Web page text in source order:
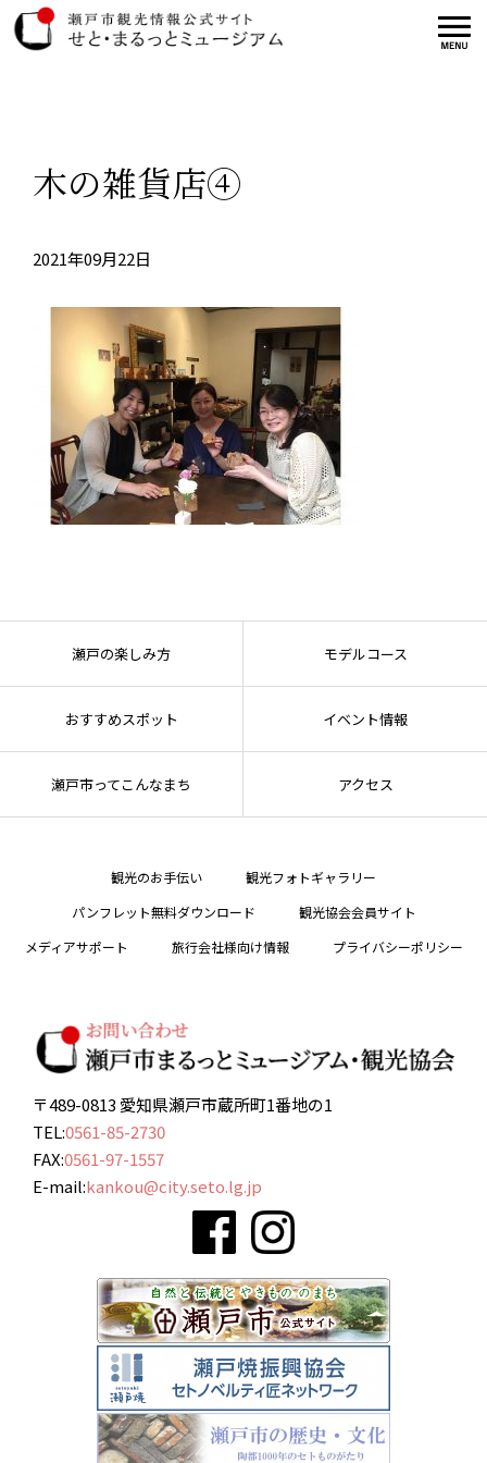
木の雑貨店④
2021年09月22日
瀬戸の楽しみ方 モデルコース
おすすめスポット イベント情報
瀬戸市ってこんなまち アクセス
観光のお手伝い
観光フォトギャラリー
パンフレット無料ダウンロード
観光協会会員サイト
メディアサポート
旅行会社様向け情報 プライバシーポリシー
〒489-0813 愛知県瀬戸市蔵所町1番地の1
TEL:0561-85-2730
FAX:0561-97-1557
E-mail:kankou@city.seto.lg.jp